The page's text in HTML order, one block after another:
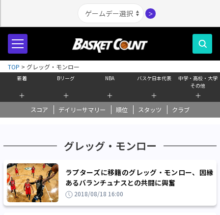
＞
新着
＋
Bリーグ
＋
NBA
＋
バスケ日本代表
＋
中学・高校・大学
その他
＋
スコア デイリーサマリー 順位 スタッツ クラブ
TOP > グレッグ・モンロー
グレッグ・モンロー
ラプターズに移籍のグレッグ・モンロー、因縁
あるバランチュナスとの共闘に興奮
2018/08/18 16:00